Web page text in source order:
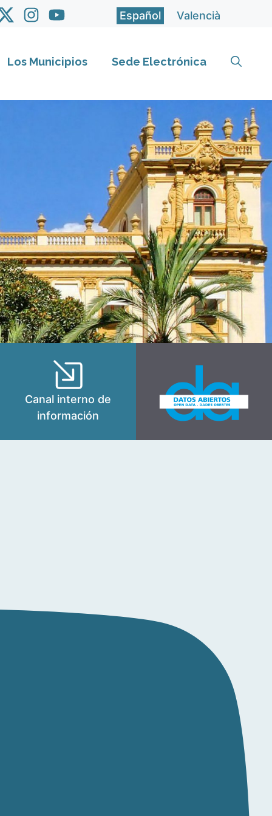
Español Valencià
Los Municipios Sede Electrónica
Canal interno de
información